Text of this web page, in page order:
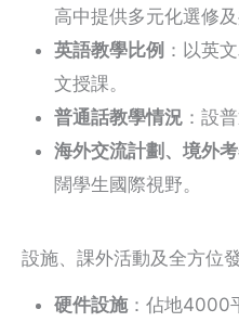
高中提供多元化選修及
英語教學比例 ：以英
文授課。
普通話教學情況 ：設
海外交流計劃、境外
闊學生國際視野。
設施、課外活動及全方位
硬件設施：佔地4000